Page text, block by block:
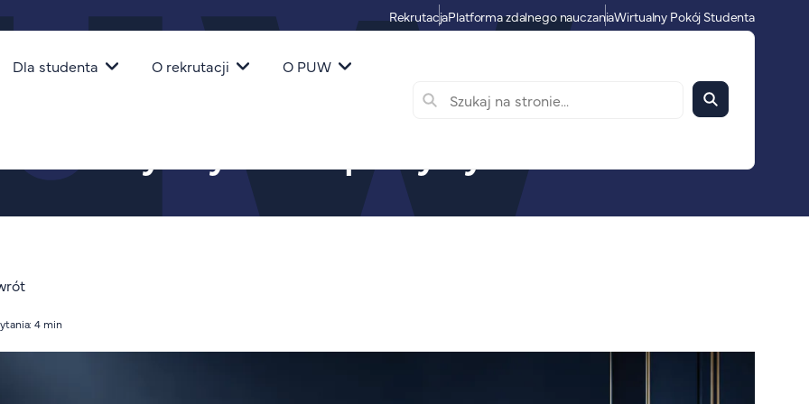
RekrutacjaPlatforma zdalnego nauczaniaWirtualny Pokój Studenta
Dla studenta O rekrutacji O PUW
Wyższych Perspektywy 2026
4 min